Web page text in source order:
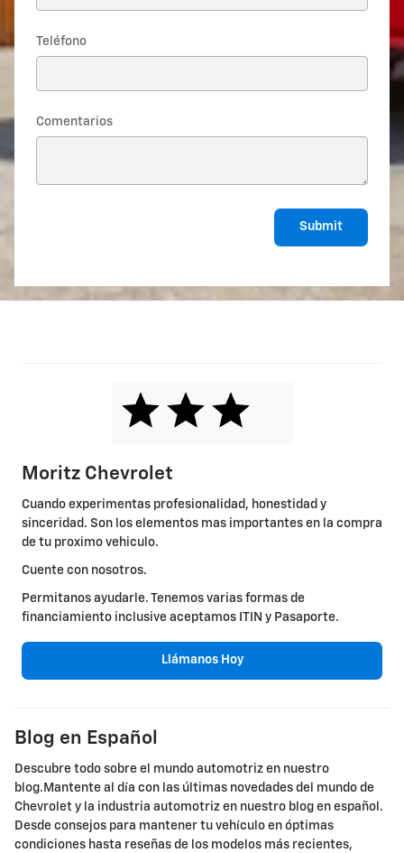
Teléfono
Comentarios
Submit
Moritz Chevrolet
Cuando experimentas profesionalidad, honestidad y
sinceridad. Son los elementos mas importantes en la compra
de tu proximo vehiculo.
Cuente con nosotros.
Permitanos ayudarle. Tenemos varias formas de
financiamiento inclusive aceptamos ITIN y Pasaporte.
Llámanos Hoy
Blog en Español
Descubre todo sobre el mundo automotriz en nuestro
blog.Mantente al día con las últimas novedades del mundo de
Chevrolet y la industria automotriz en nuestro blog en español.
Desde consejos para mantener tu vehículo en óptimas
condiciones hasta reseñas de los modelos más recientes,